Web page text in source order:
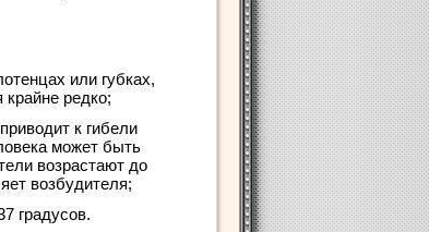
или губках,
крайне редко;
к гибели
может быть
возрастают до
возбудителя;
градусов.